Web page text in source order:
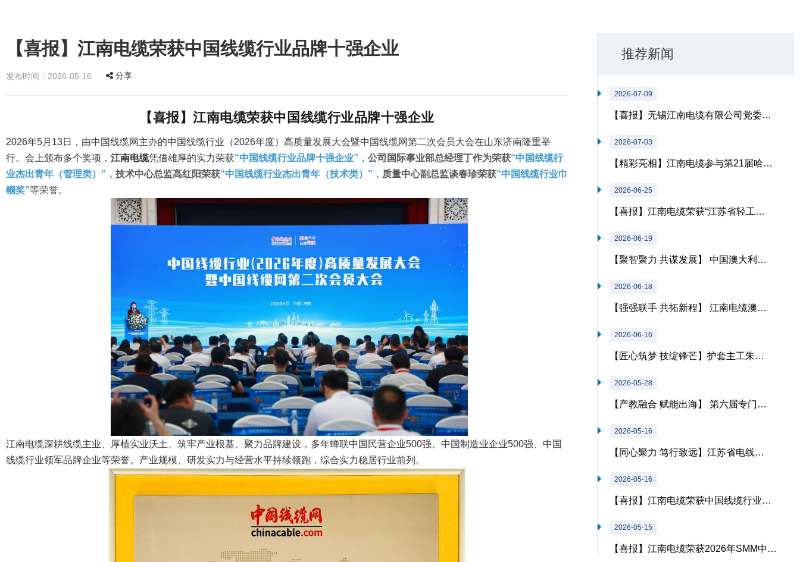
【喜报】江南电缆荣获中国线缆行业品牌十强企业
发布时间：2026-05-16 分享
【喜报】江南电缆荣获中国线缆行业品牌十强企业
2026年5月13日，由中国线缆网 主办的中国线缆行业（2026年度）高质量发展大会暨中国线缆网第二次会员大会在山东济南隆重举
行。会上颁布多个奖项， 江南电缆凭借雄厚的实力荣获“中国线缆行业品牌十强企业”， 公司 国际事业部总经理丁作为荣获“中国线缆行
业杰出青年（管理类）”， 技术中心总监高红阳荣获“中国线缆行业杰出青年（技术类）”， 质量中心副总监谈春珍荣获“中国线缆行业巾
帼奖”等荣誉。
江南电缆深耕线缆主业、厚植实业沃土、筑牢产业根基、聚力品牌建设，多年蝉联中国民营企业500强、中国制造业企业500强、中国
线缆行业领军品牌企业等荣誉。产业规模、研发实力与经营水平持续领跑，综合实力稳居行业前列。
推荐新闻
2026-07-09
【喜报】无锡江南电缆有限公司党委…
2026-07-03
【精彩亮相】江南电缆参与第21届哈…
2026-06-25
【喜报】江南电缆荣获“江苏省轻工…
2026-06-19
【聚智聚力 共谋发展】 中国澳大利…
2026-06-18
【强强联手 共拓新程】 江南电缆澳…
2026-06-16
【匠心筑梦 技绽锋芒】护套主工朱…
2026-05-28
【产教融合 赋能出海】 第六届专门…
2026-05-16
【同心聚力 笃行致远】江苏省电线…
2026-05-16
【喜报】江南电缆荣获中国线缆行业…
2026-05-15
【喜报】江南电缆荣获2026年SMM中…